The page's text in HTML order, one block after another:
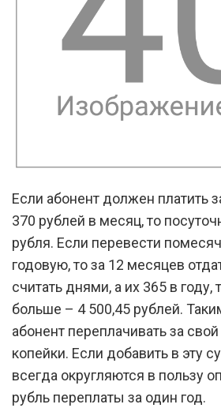
Если абонент должен платить
370 рублей в месяц, то
рубля. Если перевести
годовую, то за 12 месяцев
считать днями, а их 365 в году,
больше – 4 500,45 рублей.
абонент переплачивать за
копейки. Если добавить в эту
всегда округляются в пользу
рубль переплаты за один год.